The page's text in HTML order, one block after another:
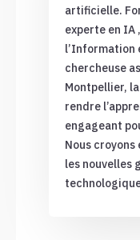
artificielle.
experte en IA
l’Information
chercheuse
Montpellier,
rendre
engageant
Nous croyons
les nouvelles